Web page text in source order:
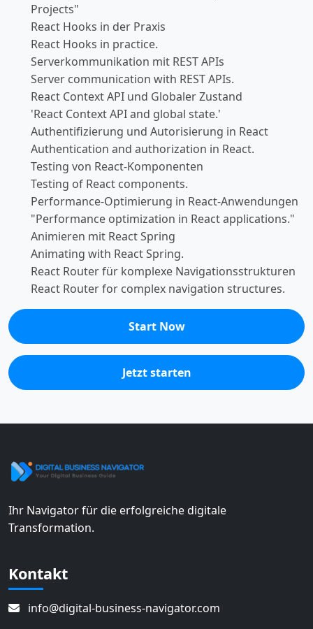
Projects"
React Hooks in der Praxis
React Hooks in practice.
Serverkommunikation mit REST APIs
Server communication with REST APIs.
React Context API und Globaler Zustand
'React Context API and global state.'
Authentifizierung und Autorisierung in React
Authentication and authorization in React.
Testing von React-Komponenten
Testing of React components.
Performance-Optimierung in React-Anwendungen
"Performance optimization in React applications."
Animieren mit React Spring
Animating with React Spring.
React Router für komplexe Navigationsstrukturen
React Router for complex navigation structures.
Start Now
Jetzt starten
Ihr Navigator für die erfolgreiche digitale
Transformation.
Kontakt
info@digital-business-navigator.com